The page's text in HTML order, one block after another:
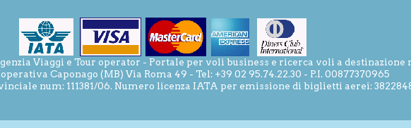
Viaggi e Tour operator - Portale per voli business e ricerca voli a destinazione
Caponago (MB) Via Roma 49 - Tel: +39 02 95.74.22.30 - P.I. 00877370965
num: 111381/06. Numero licenza IATA per emissione di biglietti aerei: